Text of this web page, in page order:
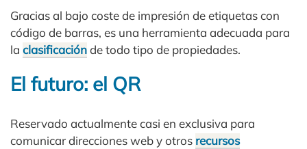
Gracias al bajo coste de impresión de etiquetas con
código de barras, es una herramienta adecuada para
la clasificaciónde todo tipo de propiedades.
El futuro: el QR
Reservado actualmente casi en exclusiva para
comunicar direcciones web y otros recursos